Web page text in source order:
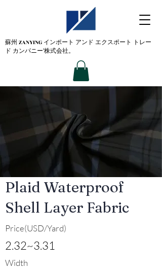
蘇州 ZANYING インポート アンド エクスポート トレー
ド カンパニー'株式会社。
Plaid Waterproof
Shell Layer Fabric
Price(USD/Yard)
2.32~3.31
Width